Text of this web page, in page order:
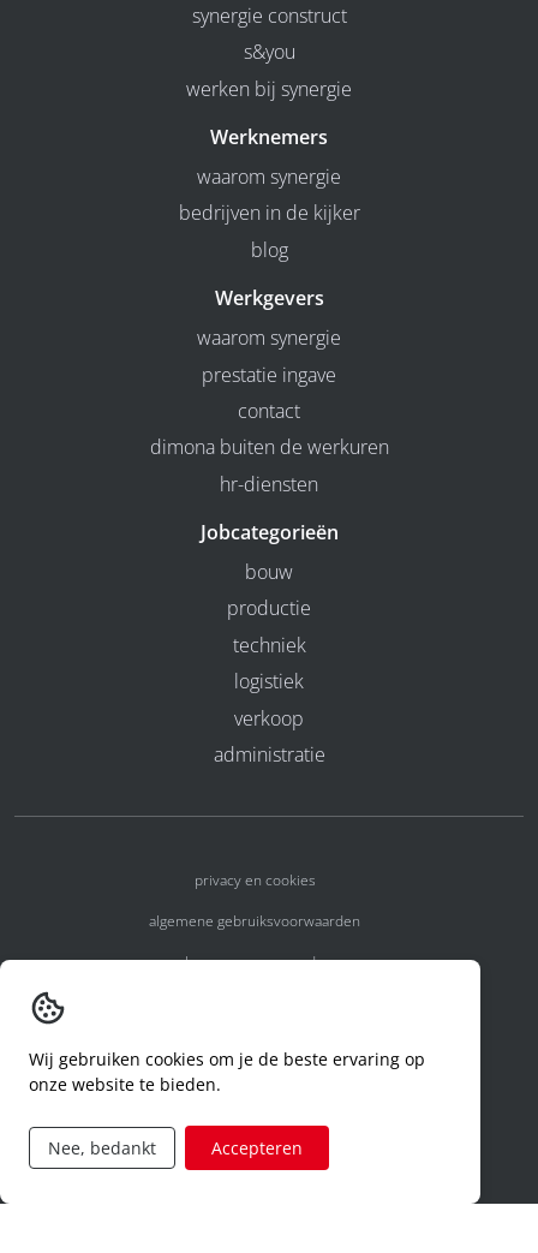
synergie construct
s&you
werken bij synergie
Werknemers
waarom synergie
bedrijven in de kijker
blog
Werkgevers
waarom synergie
prestatie ingave
contact
dimona buiten de werkuren
hr-diensten
Jobcategorieën
bouw
productie
techniek
logistiek
verkoop
administratie
privacy en cookies
algemene gebruiksvoorwaarden
algemene voorwaarden
code of conduct
aanvraag rechten ivm privacy
Wij gebruiken cookies om je de beste ervaring op
onze website te bieden.
Nee, bedankt Accepteren